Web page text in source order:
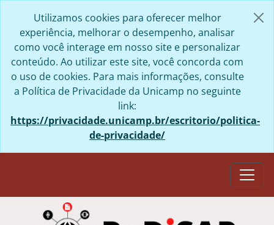
Utilizamos cookies para oferecer melhor
experiência, melhorar o desempenho, analisar
como você interage em nosso site e personalizar
conteúdo. Ao utilizar este site, você concorda com
o uso de cookies. Para mais informações, consulte
a Política de Privacidade da Unicamp no seguinte
link:
https://privacidade.unicamp.br/escritorio/politica-
de-privacidade/